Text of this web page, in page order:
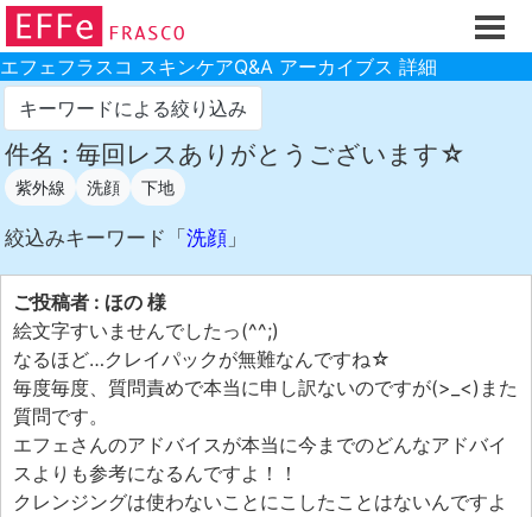
ホーム
ご注文フォーム
初回割引
製品のご案内
お買い物ガイド
スキンケアQ&Aアーカイブス
製品レビュー
スキンケア基礎講座
コスメ辞典 化粧品成分検索
ご購入履歴
ご登録情報
ご紹介(アフェリエイト)制度
エフェフラスコ スキンケアQ&A アーカイブス 詳細
キーワードによる絞り込み
件名 : 毎回レスありがとうございます☆
紫外線 洗顔 下地
絞込みキーワード「 洗顔 」
ご投稿者 : ほの 様
絵文字すいませんでしたっ(^^;)
なるほど…クレイパックが無難なんですね☆
毎度毎度、質問責めで本当に申し訳ないのですが(>_<)また
質問です。
エフェさんのアドバイスが本当に今までのどんなアドバイ
スよりも参考になるんですよ！！
クレンジングは使わないことにこしたことはないんですよ